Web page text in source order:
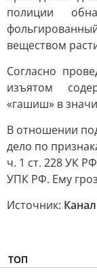
полиции
веществом
Согласно
изъятом
«гашиш» в
В отношении
дело по
ч. 1 ст. 228 УК
УПК РФ. Ему
Источник:
ТОП